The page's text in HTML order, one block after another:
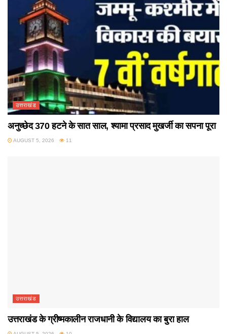
उत्तराखंड
अनुच्छेद 370 हटने के सात साल, श्यामा प्रसाद मुखर्जी का सपना पूरा
AUGUST 5, 2026 11
उत्तराखंड
उत्तराखंड के ग्रीष्मकालीन राजधानी के विद्यालय का बुरा हाल